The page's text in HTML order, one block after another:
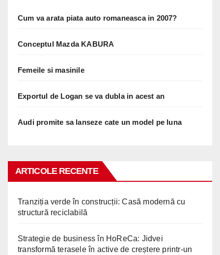
Cum va arata piata auto romaneasca in 2007?
Conceptul Mazda KABURA
Femeile si masinile
Exportul de Logan se va dubla in acest an
Audi promite sa lanseze cate un model pe luna
ARTICOLE RECENTE
Tranziția verde în construcții: Casă modernă cu
structură reciclabilă
Strategie de business în HoReCa: Jidvei
transformă terasele în active de creștere printr-un